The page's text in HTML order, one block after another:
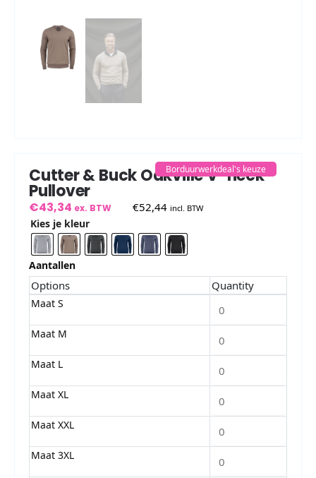
Borduurwerkdeal's keuze
Cutter & Buck Oakville V-neck
Pullover
€43,34 ex. BTW €52,44 incl. BTW
Kies je kleur
Aantallen
Options Quantity
Maat S
Maat M
Maat L
Maat XL
Maat XXL
Maat 3XL